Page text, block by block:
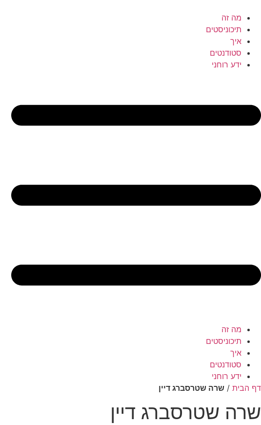
לתוכן
מה זה
תיכוניסטים
איך
סטודנטים
ידע רוחני
מה זה
תיכוניסטים
איך
סטודנטים
ידע רוחני
דף הבית / שרה שטרסברג דיין
שרה שטרסברג דיין